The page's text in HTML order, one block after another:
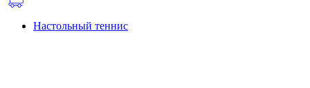
Настольный теннис